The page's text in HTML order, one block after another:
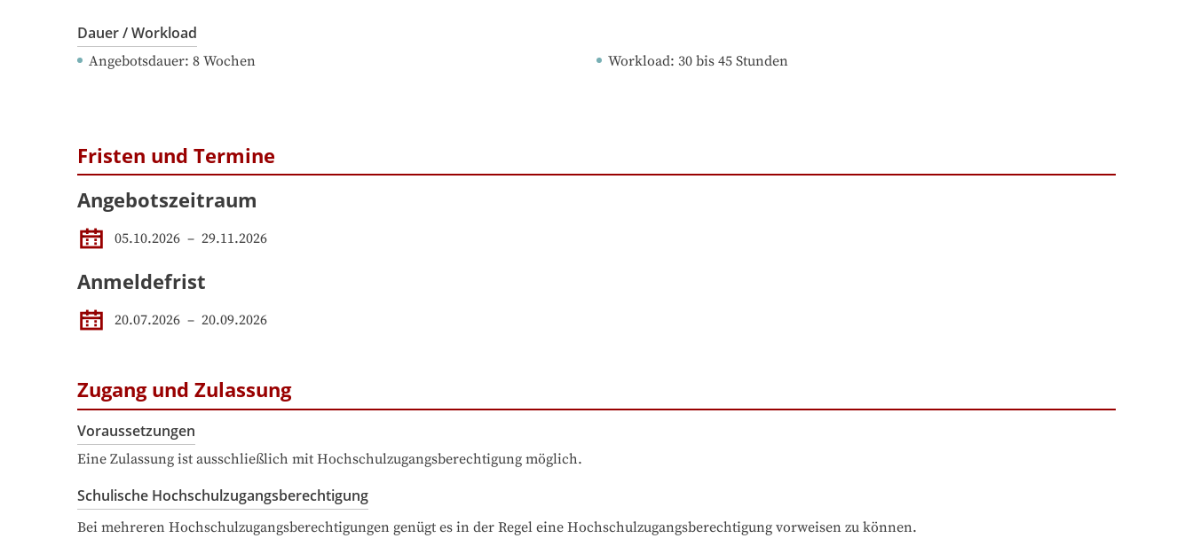
Dauer / Workload
Angebotsdauer: 8 Wochen Workload: 30 bis 45 Stunden
Fristen und Termine
Angebotszeitraum
05.10.2026 – 29.11.2026
Anmeldefrist
20.07.2026 – 20.09.2026
Zugang und Zulassung
Voraussetzungen
Eine Zulassung ist ausschließlich mit Hochschulzugangsberechtigung möglich.
Schulische Hochschulzugangsberechtigung
Bei mehreren Hochschulzugangsberechtigungen genügt es in der Regel eine Hochschulzugangsberechtigung vorweisen zu können.